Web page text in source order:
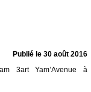
Publié le 30 août 2016
3art Yam’Avenue à